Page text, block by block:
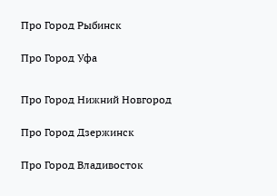
Про Город Рыбинск
Про Город Уфа
Про Город Нижний Новгород
Про Город Дзержинск
Про Город Владивосток